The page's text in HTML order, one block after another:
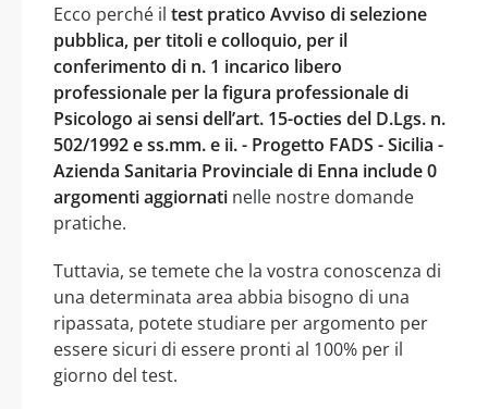
Ecco perché il test pratico Avviso di selezione
pubblica, per titoli e colloquio, per il
conferimento di n. 1 incarico libero
professionale per la figura professionale di
Psicologo ai sensi dell’art. 15-octies del D.Lgs. n.
502/1992 e ss.mm. e ii. - Progetto FADS - Sicilia -
Azienda Sanitaria Provinciale di Enna include 0
argomenti aggiornati nelle nostre domande
pratiche.
Tuttavia, se temete che la vostra conoscenza di
una determinata area abbia bisogno di una
ripassata, potete studiare per argomento per
essere sicuri di essere pronti al 100% per il
giorno del test.